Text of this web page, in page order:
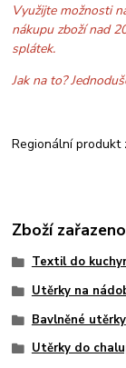
Využijte možnosti
nákupu zboží nad
splátek.
Jak na to?
Regionální produkt
Zboží
Textil do
Utěrky na
Bavlněné utěrky
Utěrky do